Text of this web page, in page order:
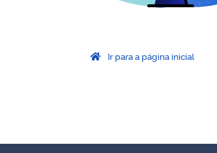
Ir para a página inicial